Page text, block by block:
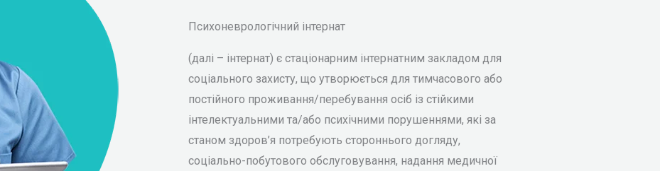
Психоневрологічний інтернат
(далі – інтернат) є стаціонарним інтернатним закладом для
соціального захисту, що утворюється для тимчасового або
постійного проживання/перебування осіб із стійкими
інтелектуальними та/або психічними порушеннями, які за
станом здоров’я потребують стороннього догляду,
соціально-побутового обслуговування, надання медичної